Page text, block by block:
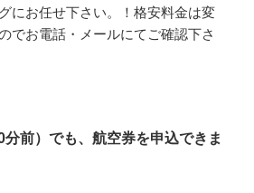
にお任せ下さい。！格安料金は変
でお電話・メールにてご確認下さ
前）でも、航空券を申込できま